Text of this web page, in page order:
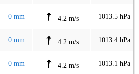
0 mm 4.2 m/s 1013.5 hPa
0 mm 4.2 m/s 1013.4 hPa
0 mm 4.2 m/s 1013.1 hPa